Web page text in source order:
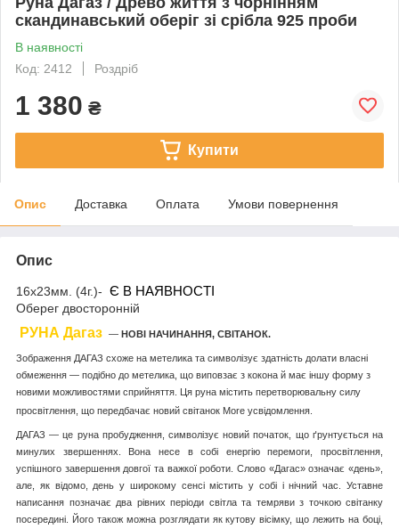
скандинавський оберіг зі срібла 925 проби
В наявності
Код: 2412
Роздріб
1 380 ₴
Купити
Опис Доставка Оплата Умови повернення
Опис
16х23мм. (4г.)- Є В НАЯВНОСТІ
Оберег двосторонній
РУНА Дагаз — НОВІ НАЧИНАННЯ, СВІТАНОК.
Зображення ДАГАЗ схоже на метелика та символізує здатність долати власні
обмеження — подібно до метелика, що виповзає з кокона й має іншу форму з
новими можливостями сприйняття. Ця руна містить перетворювальну силу
просвітлення, що передбачає новий світанок More усвідомлення.
ДАГАЗ — це руна пробудження, символізує новий початок, що ґрунтується на
минулих звершеннях. Вона несе в собі енергію перемоги, просвітлення,
успішного завершення довгої та важкої роботи. Слово «Дагас» означає «день»,
але, як відомо, день у широкому сенсі містить у собі і нічний час. Уставне
написання позначає два рівних періоди світла та темряви з точкою світанку
посередині. Його також можна розглядати як кутову вісімку, що лежить на боці,